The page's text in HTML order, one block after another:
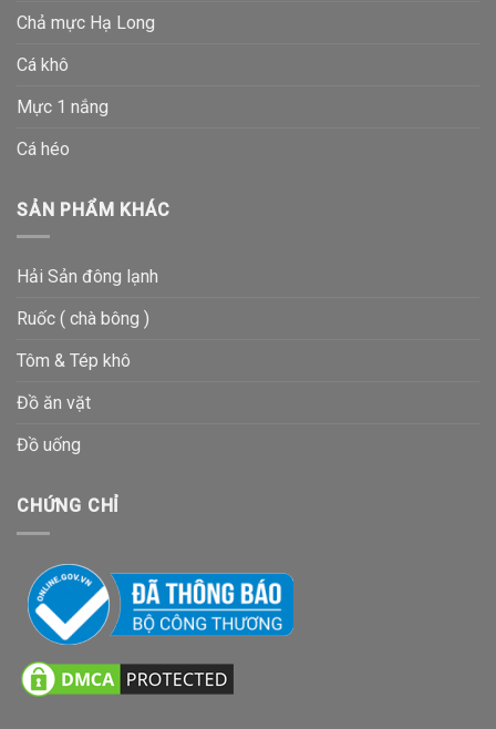
Chả mực Hạ Long
Cá khô
Mực 1 nắng
Cá héo
SẢN PHẨM KHÁC
Hải Sản đông lạnh
Ruốc ( chà bông )
Tôm & Tép khô
Đồ ăn vặt
Đồ uống
CHỨNG CHỈ